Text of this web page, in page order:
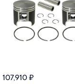
107,910 ₽